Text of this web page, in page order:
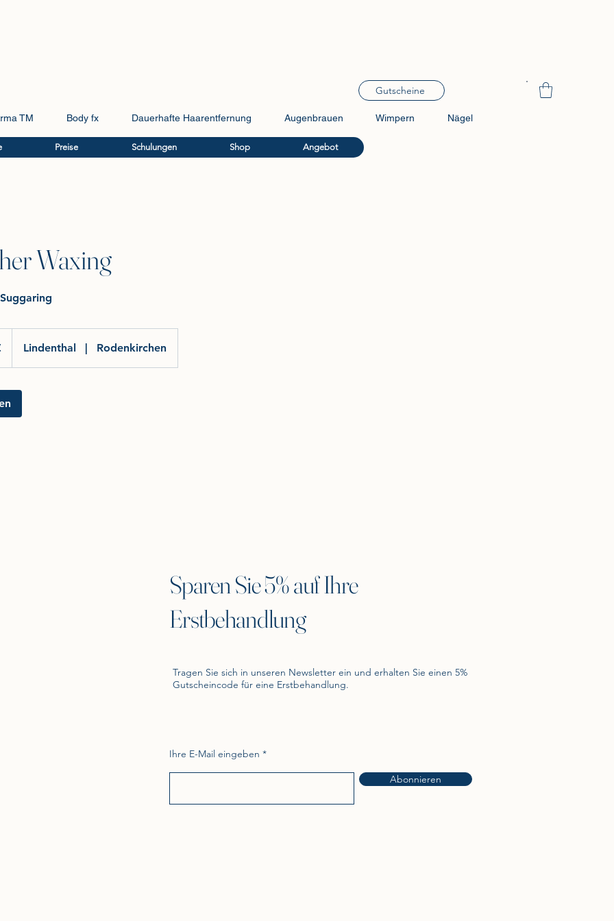
TM Body fx Dauerhafte Haarentfernung Augenbrauen Wimpern Nägel
Gutscheine
Preise Schulungen Shop Angebot
Waxing
Lindenthal | Rodenkirchen
Sparen Sie 5% auf Ihre
Erstbehandlung
Tragen Sie sich in unseren Newsletter ein und erhalten Sie einen 5%
Gutscheincode für eine Erstbehandlung.
Ihre E-Mail eingeben
Abonnieren